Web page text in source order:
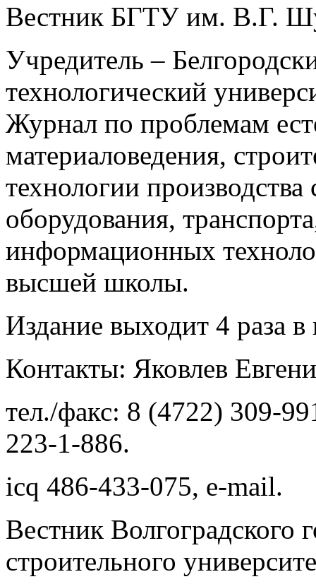
Вестник БГТУ им. В.Г.
Учредитель –
технологический
Журнал по проблемам
материаловедения,
технологии
оборудования,
информационных
высшей школы.
Издание выходит 4 раза в
Контакты: Яковлев
тел./факс: 8 (4722) 309-
223-1-886.
icq 486-433-075, e-mail.
Вестник Волгоградского
строительного